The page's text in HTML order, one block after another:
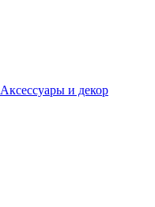
Аксессуары и декор